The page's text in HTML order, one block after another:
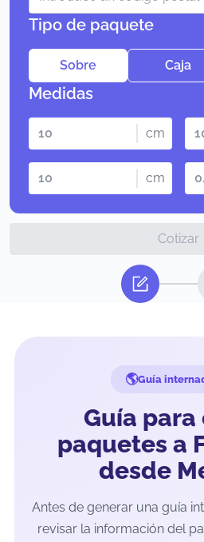
Tipo de paquete
Sobre Caja
Medidas
cm
cm
Cotizar
Guía
Guía para
paquetes a
desde
Antes de generar una guía
revisar la información del